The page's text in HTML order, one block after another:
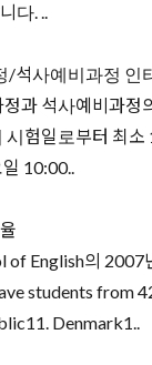
다. ..
/석사예비과정 인
과 석사예비과
험일로부터 최
10:00..
English의 2007
students from
Denmark1..